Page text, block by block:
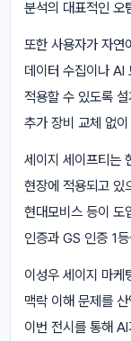
분석의 대표적인 오
또한 사용자가 자연
데이터 수집이나 AI
적용할 수 있도록
추가 장비 교체 없
세이지 세이프티는
현장에 적용되고 있
현대모비스 등이 도
인증과 GS 인증 1
이성우 세이지 마케
맥락 이해 문제를
이번 전시를 통해